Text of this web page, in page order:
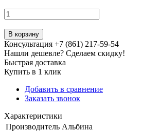
В корзину
Консультация +7 (861) 217-59-54
Нашли дешевле? Сделаем скидку!
Быстрая доставка
Купить в 1 клик
Добавить в сравнение
Заказать звонок
Характеристики
Производитель Альбина